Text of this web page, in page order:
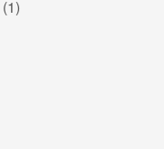
(1)